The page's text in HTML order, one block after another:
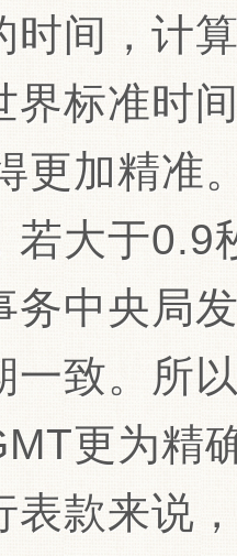
时间，计
界标准时
更加精准
若大于0.9
务中央局
一致。所
更为精
表款来说